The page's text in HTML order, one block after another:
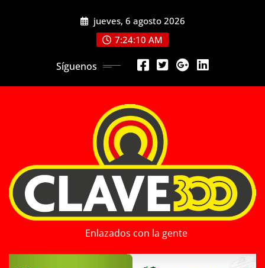
jueves, 6 agosto 2026
7:24:12 AM
Síguenos
Enlazados con la gente